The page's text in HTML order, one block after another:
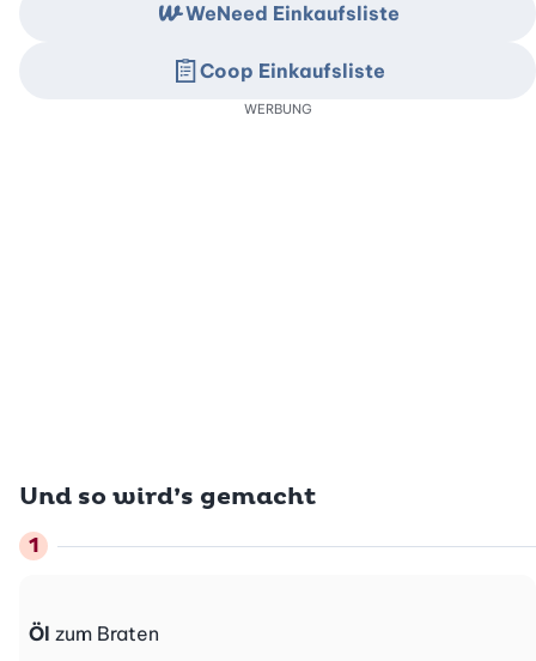
Und so wird’s gemacht
Öl zum Braten
WeNeed Einkaufsliste
Coop Einkaufsliste
WERBUNG